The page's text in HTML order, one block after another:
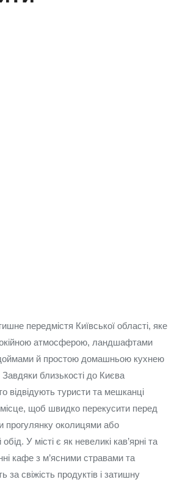
передмістя Київської області, яке
атмосферою, ландшафтами
й простою домашньою кухнею
близькості до Києва
відвідують туристи та мешканці
щоб швидко перекусити перед
прогулянку околицями або
У місті є як невеликі кав’ярні та
кафе з м’ясними стравами та
за свіжість продуктів і затишну